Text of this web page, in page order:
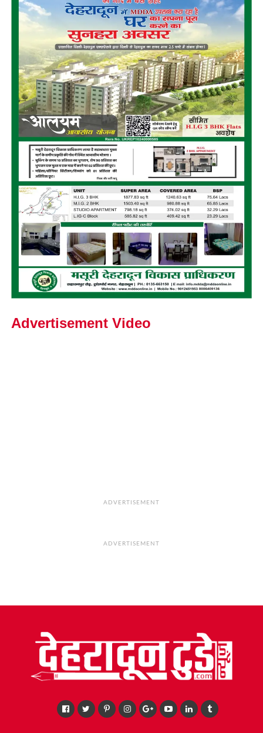
Advertisement Video
ADVERTISEMENT
ADVERTISEMENT